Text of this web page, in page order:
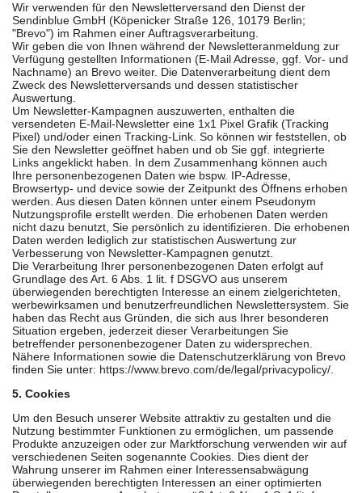
Wir verwenden für den Newsletterversand den Dienst der
Sendinblue GmbH (Köpenicker Straße 126, 10179 Berlin;
"Brevo") im Rahmen einer Auftragsverarbeitung.
Wir geben die von Ihnen während der Newsletteranmeldung zur
Verfügung gestellten Informationen (E-Mail Adresse, ggf. Vor- und
Nachname) an Brevo weiter. Die Datenverarbeitung dient dem
Zweck des Newsletterversands und dessen statistischer
Auswertung.
Um Newsletter-Kampagnen auszuwerten, enthalten die
versendeten E-Mail-Newsletter eine 1x1 Pixel Grafik (Tracking
Pixel) und/oder einen Tracking-Link. So können wir feststellen, ob
Sie den Newsletter geöffnet haben und ob Sie ggf. integrierte
Links angeklickt haben. In dem Zusammenhang können auch
Ihre personenbezogenen Daten wie bspw. IP-Adresse,
Browsertyp- und device sowie der Zeitpunkt des Öffnens erhoben
werden. Aus diesen Daten können unter einem Pseudonym
Nutzungsprofile erstellt werden. Die erhobenen Daten werden
nicht dazu benutzt, Sie persönlich zu identifizieren. Die erhobenen
Daten werden lediglich zur statistischen Auswertung zur
Verbesserung von Newsletter-Kampagnen genutzt.
Die Verarbeitung Ihrer personenbezogenen Daten erfolgt auf
Grundlage des Art. 6 Abs. 1 lit. f DSGVO aus unserem
überwiegenden berechtigten Interesse an einem zielgerichteten,
werbewirksamen und benutzerfreundlichen Newslettersystem. Sie
haben das Recht aus Gründen, die sich aus Ihrer besonderen
Situation ergeben, jederzeit dieser Verarbeitungen Sie
betreffender personenbezogener Daten zu widersprechen.
Nähere Informationen sowie die Datenschutzerklärung von Brevo
finden Sie unter: https://www.brevo.com/de/legal/privacypolicy/.
5. Cookies
Um den Besuch unserer Website attraktiv zu gestalten und die
Nutzung bestimmter Funktionen zu ermöglichen, um passende
Produkte anzuzeigen oder zur Marktforschung verwenden wir auf
verschiedenen Seiten sogenannte Cookies. Dies dient der
Wahrung unserer im Rahmen einer Interessensabwägung
überwiegenden berechtigten Interessen an einer optimierten